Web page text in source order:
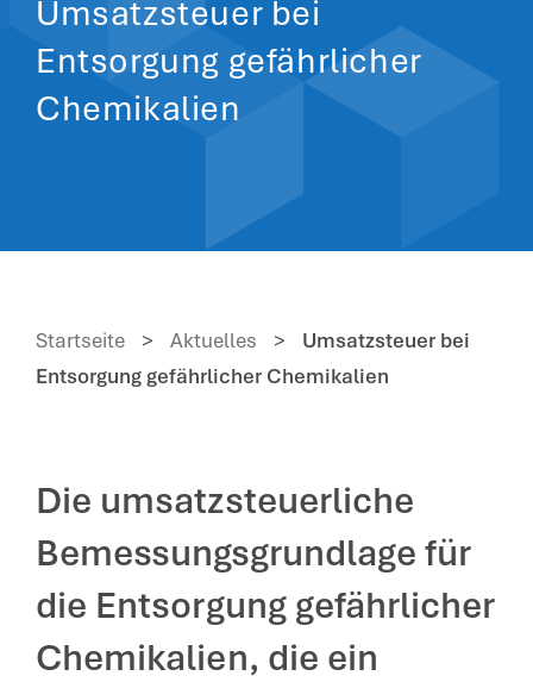
Umsatzsteuer bei
Entsorgung gefährlicher
Chemikalien
Startseite > Aktuelles >
Umsatzsteuer bei
Entsorgung gefährlicher Chemikalien
Die umsatzsteuerliche
Bemessungsgrundlage für
die Entsorgung gefährlicher
Chemikalien, die ein